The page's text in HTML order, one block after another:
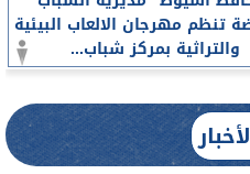
تنظم مهرجان الالعاب البيئية
والتراثية بمركز شباب...